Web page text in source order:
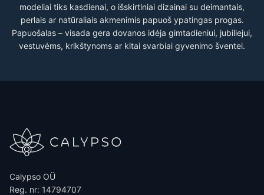
modeliai tiks kasdienai, o išskirtiniai dizainai su deimantais,
perlais ar natūraliais akmenimis papuoš ypatingas progas.
Papuošalas – visada gera dovanos idėja gimtadieniui, jubiliejui,
vestuvėms, krikštynoms ar kitai svarbiai gyvenimo šventei.
Calypso OÜ
Reg. nr: 14794707